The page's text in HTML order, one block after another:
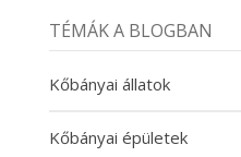
TÉMÁK A BLOGBAN
Kőbányai állatok
Kőbányai épületek